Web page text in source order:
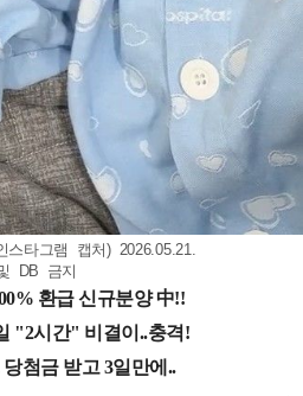
타그램 캡처) 2026.05.21.
DB 금지